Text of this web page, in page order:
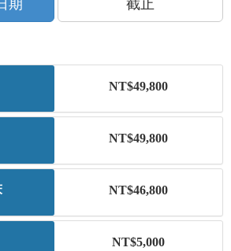
期 截止
NT$49,800
NT$49,800
NT$46,800
NT$5,000